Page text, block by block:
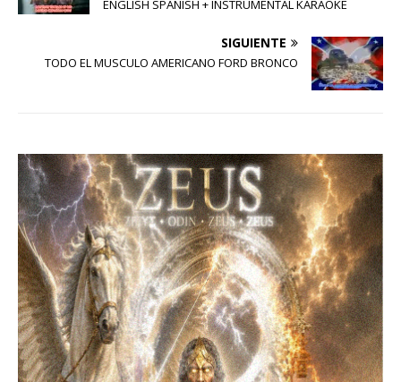
ENGLISH SPANISH + INSTRUMENTAL KARAOKE
SIGUIENTE
TODO EL MUSCULO AMERICANO FORD BRONCO